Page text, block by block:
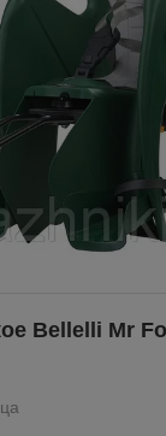
Bellelli Mr